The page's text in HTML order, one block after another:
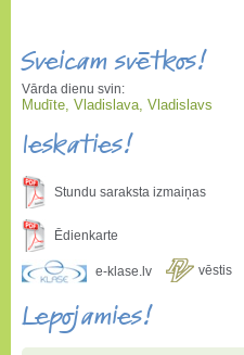
Sveicam svētkos!
Vārda dienu svin:
Mudīte, Vladislava, Vladislavs
Ieskaties!
Stundu saraksta izmaiņas
Ēdienkarte
e-klase.lv vēstis
Lepojamies!